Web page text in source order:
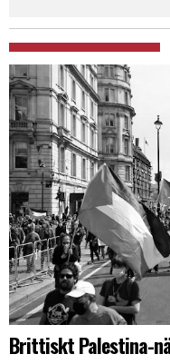
Brittiskt Palestina-